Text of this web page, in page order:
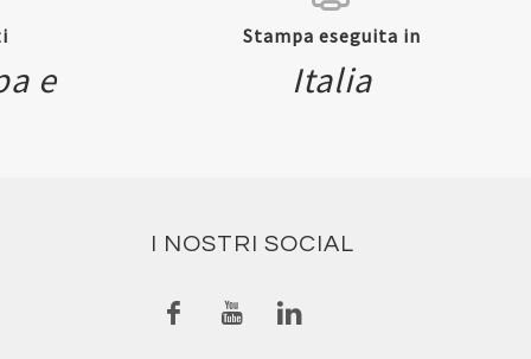
e
Stampa eseguita in
Italia
I NOSTRI SOCIAL